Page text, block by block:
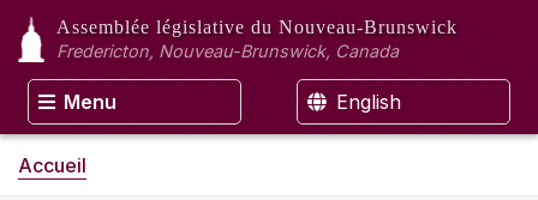
Assemblée législative du Nouveau-Brunswick
Fredericton, Nouveau-Brunswick, Canada
Menu English
Accueil